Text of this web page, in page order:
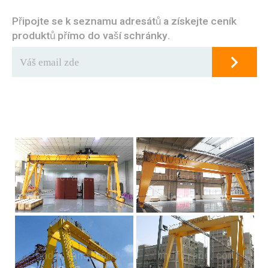
Připojte se k seznamu adresátů a získejte ceník
produktů přímo do vaší schránky.